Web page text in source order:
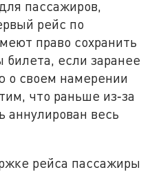
пассажиров,
рейс по
право сохранить
если заранее
о своем намерении
что раньше из‑за
аннулирован весь
рейса пассажиры